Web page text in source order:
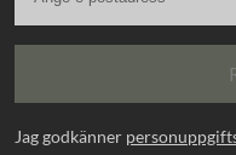
Jag godkänner